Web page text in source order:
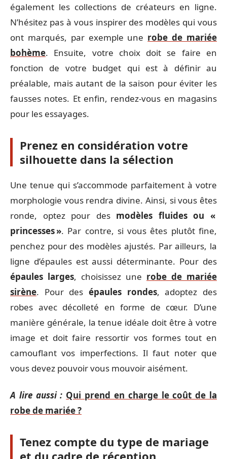
également les collections de créateurs en ligne.
N’hésitez pas à vous inspirer des modèles qui vous
ont marqués, par exemple une robe de mariée
bohème. Ensuite, votre choix doit se faire en
fonction de votre budget qui est à définir au
préalable, mais autant de la saison pour éviter les
fausses notes. Et enfin, rendez-vous en magasins
pour les essayages.
Prenez en considération votre
silhouette dans la sélection
Une tenue qui s’accommode parfaitement à votre
morphologie vous rendra divine. Ainsi, si vous êtes
ronde, optez pour des modèles fluides ou «
princesses ». Par contre, si vous êtes plutôt fine,
penchez pour des modèles ajustés. Par ailleurs, la
ligne d’épaules est aussi déterminante. Pour des
épaules larges, choisissez une robe de mariée
sirène. Pour des épaules rondes, adoptez des
robes avec décolleté en forme de cœur. D’une
manière générale, la tenue idéale doit être à votre
image et doit faire ressortir vos formes tout en
camouflant vos imperfections. Il faut noter que
vous devez pouvoir vous mouvoir aisément.
A lire aussi : Qui prend en charge le coût de la
robe de mariée ?
Tenez compte du type de mariage
et du cadre de réception